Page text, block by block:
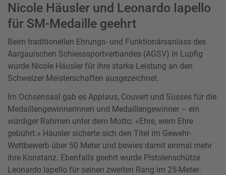
Nicole Häusler und Leonardo Iapello
für SM-Medaille geehrt
Beim traditionellen Ehrungs- und Funktionärsanlass des
Aargauischen Schiesssportverbandes (AGSV) in Lupfig
wurde Nicole Häusler für ihre starke Leistung an den
Schweizer Meisterschaften ausgezeichnet.
Im Ochsensaal gab es Applaus, Couvert und Süsses für die
Medaillengewinnerinnen und Medaillengewinner – ein
würdiger Rahmen unter dem Motto: «Ehre, wem Ehre
gebührt.» Häusler sicherte sich den Titel im Gewehr-
Wettbewerb über 50 Meter und bewies damit einmal mehr
ihre Konstanz. Ebenfalls geehrt wurde Pistolenschütze
Leonardo Iapello für seinen zweiten Rang im 25-Meter-